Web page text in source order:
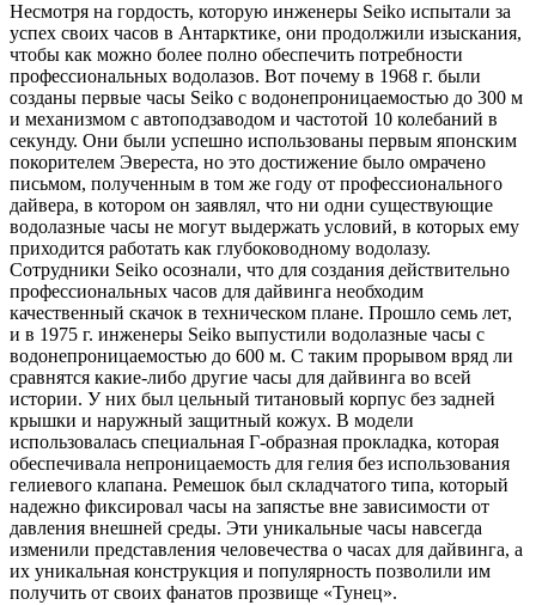
Несмотря на гордость, которую инженеры Seiko испытали за
успех своих часов в Антарктике, они продолжили изыскания,
чтобы как можно более полно обеспечить потребности
профессиональных водолазов. Вот почему в 1968 г. были
созданы первые часы Seiko с водонепроницаемостью до 300 м
и механизмом с автоподзаводом и частотой 10 колебаний в
секунду. Они были успешно использованы первым японским
покорителем Эвереста, но это достижение было омрачено
письмом, полученным в том же году от профессионального
дайвера, в котором он заявлял, что ни одни существующие
водолазные часы не могут выдержать условий, в которых ему
приходится работать как глубоководному водолазу.
Сотрудники Seiko осознали, что для создания действительно
профессиональных часов для дайвинга необходим
качественный скачок в техническом плане. Прошло семь лет,
и в 1975 г. инженеры Seiko выпустили водолазные часы с
водонепроницаемостью до 600 м. С таким прорывом вряд ли
сравнятся какие-либо другие часы для дайвинга во всей
истории. У них был цельный титановый корпус без задней
крышки и наружный защитный кожух. В модели
использовалась специальная Г-образная прокладка, которая
обеспечивала непроницаемость для гелия без использования
гелиевого клапана. Ремешок был складчатого типа, который
надежно фиксировал часы на запястье вне зависимости от
давления внешней среды. Эти уникальные часы навсегда
изменили представления человечества о часах для дайвинга, а
их уникальная конструкция и популярность позволили им
получить от своих фанатов прозвище «Тунец».